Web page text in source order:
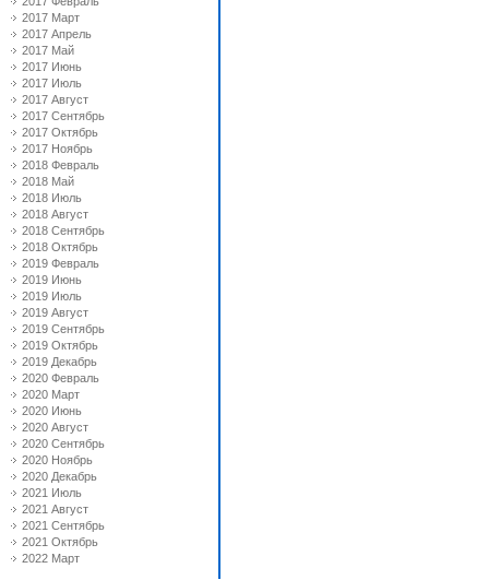
2017 Март
2017 Апрель
2017 Май
2017 Июнь
2017 Июль
2017 Август
2017 Сентябрь
2017 Октябрь
2017 Ноябрь
2018 Февраль
2018 Май
2018 Июль
2018 Август
2018 Сентябрь
2018 Октябрь
2019 Февраль
2019 Июнь
2019 Июль
2019 Август
2019 Сентябрь
2019 Октябрь
2019 Декабрь
2020 Февраль
2020 Март
2020 Июнь
2020 Август
2020 Сентябрь
2020 Ноябрь
2020 Декабрь
2021 Июль
2021 Август
2021 Сентябрь
2021 Октябрь
2022 Март